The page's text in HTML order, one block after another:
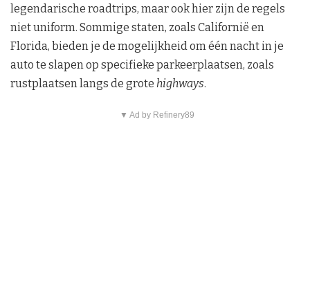
legendarische roadtrips, maar ook hier zijn de regels
niet uniform. Sommige staten, zoals Californië en
Florida, bieden je de mogelijkheid om één nacht in je
auto te slapen op specifieke parkeerplaatsen, zoals
rustplaatsen langs de grote highways.
▼ Ad by Refinery89